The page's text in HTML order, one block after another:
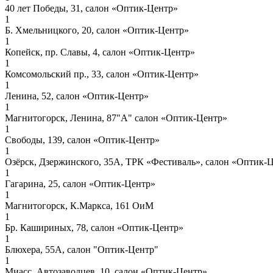
40 лет Победы, 31, салон «Оптик-Центр»
1
Б. Хмельницкого, 20, салон «Оптик-Центр»
1
Копейск, пр. Славы, 4, салон «Оптик-Центр»
1
Комсомольский пр., 33, салон «Оптик-Центр»
1
Ленина, 52, салон «Оптик-Центр»
1
Магнитогорск, Ленина, 87"А" салон «Оптик-Центр»
1
Свободы, 139, салон «Оптик-Центр»
1
Озёрск, Дзержинского, 35А, ТРК «Фестиваль», салон «Оптик-
1
Гагарина, 25, салон «Оптик-Центр»
1
Магнитогорск, К.Маркса, 161 ОиМ
1
Бр. Кашириных, 78, салон «Оптик-Центр»
1
Блюхера, 55А, салон "Оптик-Центр"
1